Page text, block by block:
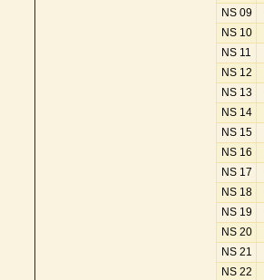
NS 09
NS 10
NS 11
NS 12
NS 13
NS 14
NS 15
NS 16
NS 17
NS 18
NS 19
NS 20
NS 21
NS 22